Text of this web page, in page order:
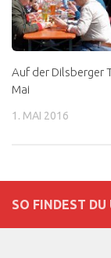
Auf der Dilsberger
Mai
1. MAI 2016
SO FINDEST DU